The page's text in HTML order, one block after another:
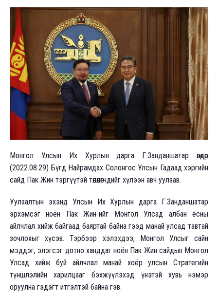
Монгол Улсын Их Хурлын дарга Г.Занданшатар өнөөдөр
(2022.08.29) Бүгд Найрамдах Солонгос Улсын Гадаад хэргийн
сайд Пак Жин тэргүүтэй төлөөлөгчдийг хүлээн авч уулзав.
Уулзалтын эхэнд Улсын Их Хурлын дарга Г.Занданшатар
эрхэмсэг ноён Пак Жин-ийг Монгол Улсад албан ёсны
айлчлал хийж байгаад баяртай байна гээд манай улсад тавтай
зочлохыг хүсэв. Тэрбээр хэлэхдээ, Монгол Улсыг сайн
мэддэг, элэгсэг дотно ханддаг ноён Пак Жин сайдын Монгол
Улсад хийж буй айлчлал манай хоёр улсын Стратегийн
түншлэлийн харилцааг бэхжүүлэхэд үнэтэй хувь нэмэр
оруулна гэдэгт итгэлтэй байна гэв.